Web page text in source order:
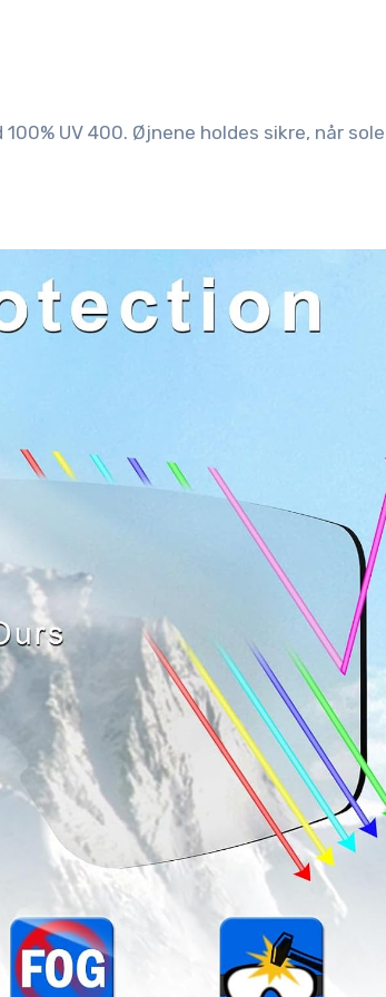
UV 400. Øjnene holdes sikre, når